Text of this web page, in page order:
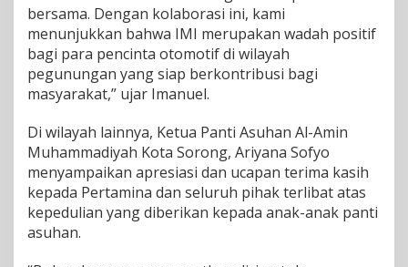
a
t
i
m
d
i
u
l
a
n
S
u
bersama. Dengan kolaborasi ini, kami
menunjukkan bahwa IMI merupakan wadah positif
bagi para pencinta otomotif di wilayah
pegunungan yang siap berkontribusi bagi
masyarakat,” ujar Imanuel.
Di wilayah lainnya, Ketua Panti Asuhan Al-Amin
Muhammadiyah Kota Sorong, Ariyana Sofyo
menyampaikan apresiasi dan ucapan terima kasih
kepada Pertamina dan seluruh pihak terlibat atas
kepedulian yang diberikan kepada anak-anak panti
asuhan.